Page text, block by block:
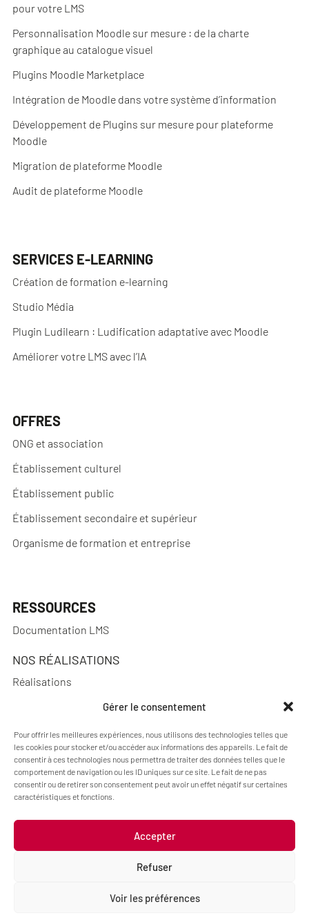
Gérer le consentement
Pour offrir les meilleures expériences, nous utilisons des technologies telles que
les cookies pour stocker et/ou accéder aux informations des appareils. Le fait de
consentir à ces technologies nous permettra de traiter des données telles que le
comportement de navigation ou les ID uniques sur ce site. Le fait de ne pas
consentir ou de retirer son consentement peut avoir un effet négatif sur certaines
caractéristiques et fonctions.
Accepter
Refuser
Voir les préférences
pour votre LMS
Personnalisation Moodle sur mesure : de la charte
graphique au catalogue visuel
Plugins Moodle Marketplace
Intégration de Moodle dans votre système d’information
Développement de Plugins sur mesure pour plateforme
Moodle
Migration de plateforme Moodle
Audit de plateforme Moodle
SERVICES E-LEARNING
Création de formation e-learning
Studio Média
Plugin Ludilearn : Ludification adaptative avec Moodle
Améliorer votre LMS avec l’IA
OFFRES
ONG et association
Établissement culturel
Établissement public
Établissement secondaire et supérieur
Organisme de formation et entreprise
RESSOURCES
Documentation LMS
NOS RÉALISATIONS
Réalisations
A PROPOS
Actualités
Qui sommes-nous ?
Code : Jérôme ChanteclairDesign : Camille Frégier